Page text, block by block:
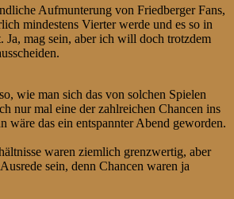
Aufmunterung von Friedberger Fans,
mindestens Vierter werde und es so in
Ja, mag sein, aber ich will doch trotzdem
wie man sich das von solchen Spielen
nur mal eine der zahlreichen Chancen ins
wäre das ein entspannter Abend geworden.
waren ziemlich grenzwertig, aber
sein, denn Chancen waren ja